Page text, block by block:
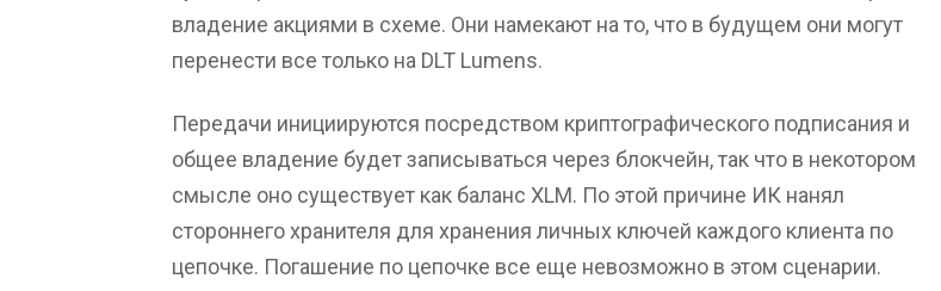
владение акциями в схеме. Они намекают на то, что в будущем они могут
перенести все только на DLT Lumens.
Передачи инициируются посредством криптографического подписания и
общее владение будет записываться через блокчейн, так что в некотором
смысле оно существует как баланс XLM. По этой причине ИК нанял
стороннего хранителя для хранения личных ключей каждого клиента по
цепочке. Погашение по цепочке все еще невозможно в этом сценарии.